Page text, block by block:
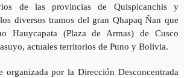
de las provincias de Quispicanchis y
los diversos tramos del gran Qhapaq Ñan que
Hauycapata (Plaza de Armas) de Cusco
actuales territorios de Puno y Bolivia.
organizada por la Dirección Desconcentrada